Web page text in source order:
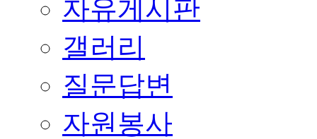
자유게시판
갤러리
질문답변
자원봉사